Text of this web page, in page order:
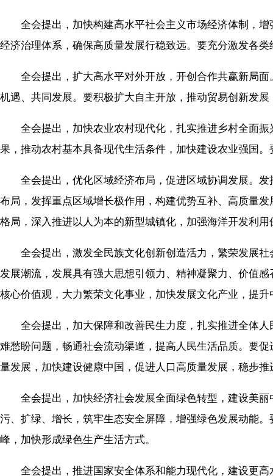
全会提出，加快构建高水平社会主义市场经济体制，增
经济治理体系，确保高质量发展行稳致远。要充分激发各
全会提出，扩大高水平对外开放，开创合作共赢新局面
机遇、共同发展。要积极扩大自主开放，推动贸易创新发
全会提出，加快农业农村现代化，扎实推进乡村全面振
果，推动农村基本具备现代生活条件，加快建设农业强国
全会提出，优化区域经济布局，促进区域协调发展。发
布局，发挥重点区域增长极作用，构建优势互补、高质量
格局，深入推进以人为本的新型城镇化，加强海洋开发利用
全会提出，激发全民族文化创新创造活力，繁荣发展社
发展潮流，发展具有强大思想引领力、精神凝聚力、价值
核心价值观，大力繁荣文化事业，加快发展文化产业，提
全会提出，加大保障和改善民生力度，扎实推进全体人
难愁盼问题，畅通社会流动渠道，提高人民生活品质。要
量发展，加快建设健康中国，促进人口高质量发展，稳步
全会提出，加快经济社会发展全面绿色转型，建设美丽
污、扩绿、增长，筑牢生态安全屏障，增强绿色发展动能
峰，加快形成绿色生产生活方式。
全会提出，推进国家安全体系和能力现代化，建设更高